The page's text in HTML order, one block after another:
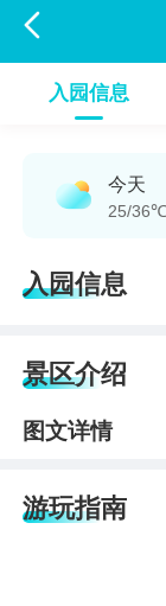

入园信息
今天
25/36℃
入园信息
景区介绍
图文详情
游玩指南